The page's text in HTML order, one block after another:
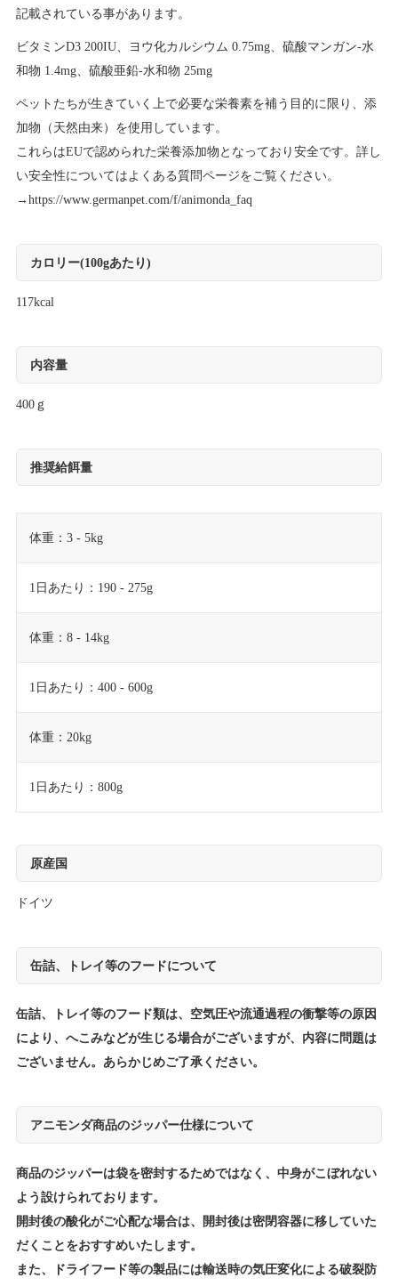
記載されている事があります。
ビタミンD3 200IU、ヨウ化カルシウム 0.75mg、硫酸マンガン-水
和物 1.4mg、硫酸亜鉛-水和物 25mg
ペットたちが生きていく上で必要な栄養素を補う目的に限り、添
加物（天然由来）を使用しています。
これらはEUで認められた栄養添加物となっており安全です。詳し
い安全性についてはよくある質問ページをご覧ください。
→ https://www.germanpet.com/f/animonda_faq
カロリー(100gあたり)
117kcal
内容量
400ｇ
推奨給餌量
体重：3 - 5kg
1日あたり：190 - 275g
体重：8 - 14kg
1日あたり：400 - 600g
体重：20kg
1日あたり：800g
原産国
ドイツ
缶詰、トレイ等のフードについて
缶詰、トレイ等のフード類は、空気圧や流通過程の衝撃等の原因
により、へこみなどが生じる場合がございますが、内容に問題は
ございません。あらかじめご了承ください。
アニモンダ商品のジッパー仕様について
商品のジッパーは袋を密封するためではなく、中身がこぼれない
よう設けられております。
開封後の酸化がご心配な場合は、開封後は密閉容器に移していた
だくことをおすすめいたします。
また、ドライフード等の製品には輸送時の気圧変化による破裂防